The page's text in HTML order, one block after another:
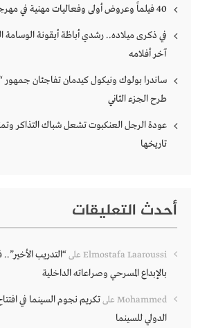
40 فيلماً وعروض أولى وفعاليات مهنية في مهرجان نافذة على أوروبا
في ذكرى ميلاده.. رشدي أباظة أيقونة
آخر أفلامه
طرح الجزء الثاني
عودة الرجل العنكبوت تشعل شباك التذاكر
تاريخها
أحدث التعليقات
Elmostafa Laaroussi على“التدريب
بالإبداع المسرحي وصراعاته الداخلية
Mohammed علىتكريم نجوم السينما في
الدولي للسينما